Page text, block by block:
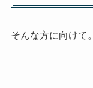
そんな方に向けて。